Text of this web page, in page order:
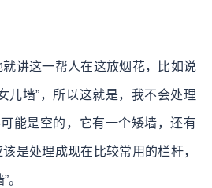
讲这一帮人在这放烟花，比如说
儿墙”，所以这就是，我不会处理
能是空的，它有一个矮墙，还有
是处理成现在比较常用的栏杆，
。